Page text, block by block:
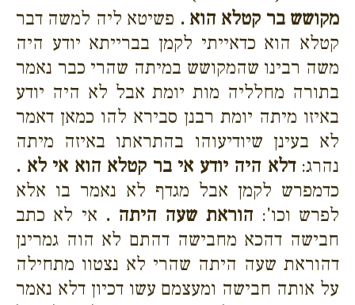
מקושש בר קטלא הוא . פשיטא ליה למשה דבר
קטלא הוא כדאייתי לקמן בברייתא יודע היה
משה רבינו שהמקושש במיתה שהרי כבר נאמר
בתורה מחלליה מות יומת אבל לא היה יודע
באיזו מיתה יומת רבנן סבירא להו כמאן דאמר
לא בעינן שיודיעוהו בהתראתו באיזה מיתה
נהרג:דלא היה יודע אי בר קטלא הוא אי לא .
כדמפרש לקמן אבל מגדף לא נאמר בו אלא
לפרש וכו': הוראת שעה היתה . אי לא כתב
חבישה דהכא מחבישה דהתם לא הוה גמרינן
דהוראת שעה היתה שהרי לא נצטוו מתחילה
על אותה חבישה ומעצמם עשו דכיון דלא נאמר